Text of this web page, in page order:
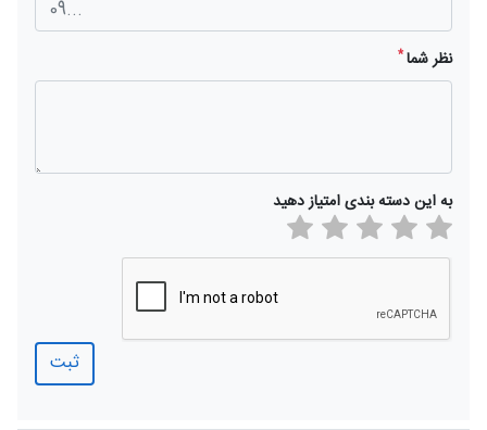
نظر شما*
به این دسته بندی امتیاز دهید
ثبت